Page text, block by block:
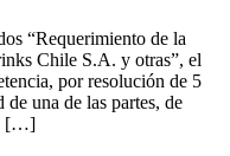
“Requerimiento de la
Chile S.A. y otras”, el
por resolución de 5
una de las partes, de
[…]